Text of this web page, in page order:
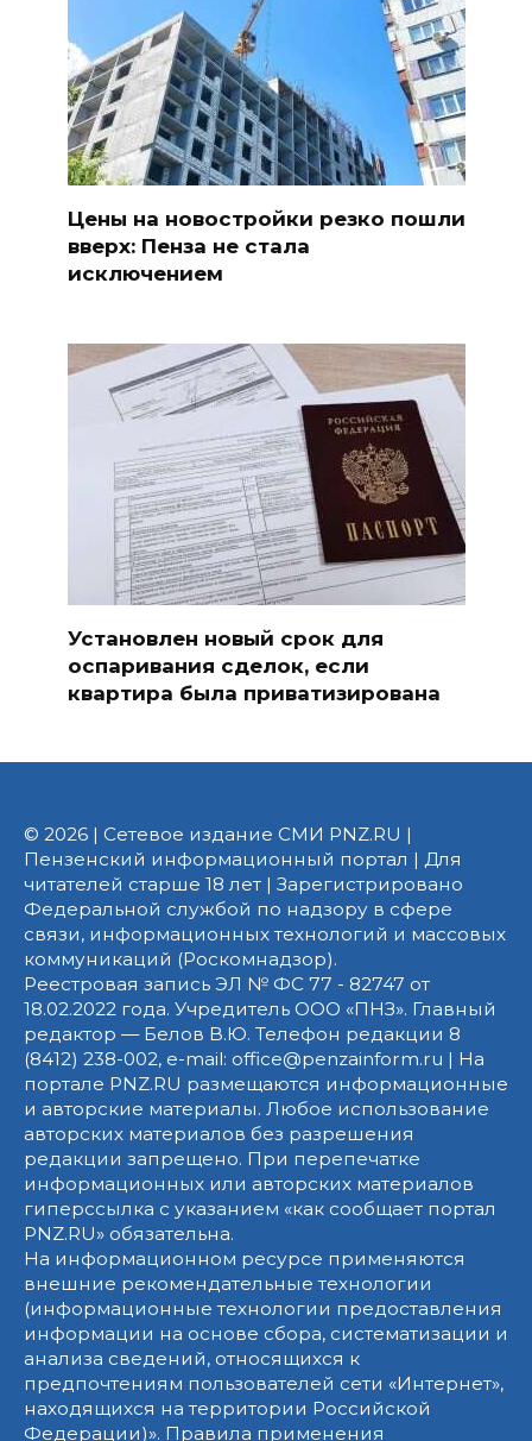
Цены на новостройки резко пошли
вверх: Пенза не стала
исключением
Установлен новый срок для
оспаривания сделок, если
квартира была приватизирована
© 2026 | Сетевое издание СМИ PNZ.RU |
Пензенский информационный портал | Для
читателей старше 18 лет | Зарегистрировано
Федеральной службой по надзору в сфере
связи, информационных технологий и массовых
коммуникаций (Роскомнадзор).
Реестровая запись ЭЛ № ФС 77 - 82747 от
18.02.2022 года. Учредитель ООО «ПНЗ». Главный
редактор — Белов В.Ю. Телефон редакции 8
(8412) 238-002, e-mail: office@penzainform.ru | На
портале PNZ.RU размещаются информационные
и авторские материалы. Любое использование
авторских материалов без разрешения
редакции запрещено. При перепечатке
информационных или авторских материалов
гиперссылка с указанием «как сообщает портал
PNZ.RU» обязательна.
На информационном ресурсе применяются
внешние рекомендательные технологии
(информационные технологии предоставления
информации на основе сбора, систематизации и
анализа сведений, относящихся к
предпочтениям пользователей сети «Интернет»,
находящихся на территории Российской
Федерации)». Правила применения